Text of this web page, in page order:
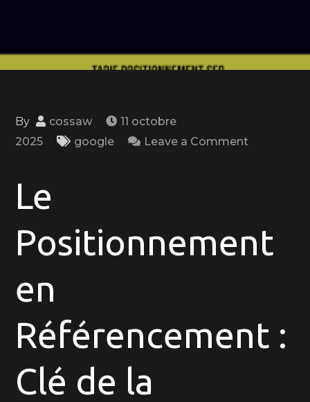
By cossaw
11 octobre
2025
google Leave a Comment
avec
Le
Positionnement
en
Référencement :
Clé de la